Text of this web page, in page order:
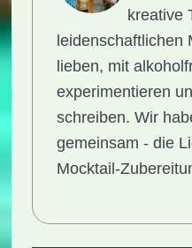
kreative
leidenschaftlichen
lieben, mit
experimentieren
schreiben. Wir
gemeinsam - die
Mocktail-